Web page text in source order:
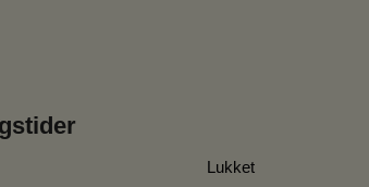
Lukket